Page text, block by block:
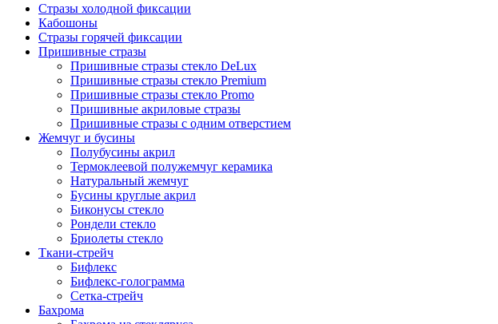
Стразы холодной фиксации
Кабошоны
Стразы горячей фиксации
Пришивные стразы
Пришивные стразы стекло DeLux
Пришивные стразы стекло Premium
Пришивные стразы стекло Promo
Пришивные акриловые стразы
Пришивные стразы с одним отверстием
Жемчуг и бусины
Полубусины акрил
Термоклеевой полужемчуг керамика
Натуральный жемчуг
Бусины круглые акрил
Биконусы стекло
Рондели стекло
Бриолеты стекло
Ткани-стрейч
Бифлекс
Бифлекс-голограмма
Сетка-стрейч
Бахрома